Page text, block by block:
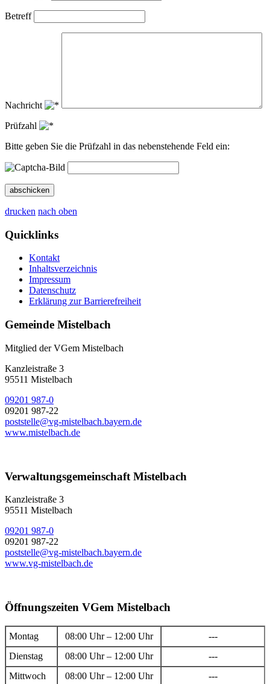
Betreff
Nachricht
Prüfzahl
Bitte geben Sie die Prüfzahl in das nebenstehende Feld ein:
abschicken
drucken nach oben
Quicklinks
Kontakt
Inhaltsverzeichnis
Impressum
Datenschutz
Erklärung zur Barrierefreiheit
Gemeinde Mistelbach
Mitglied der VGem Mistelbach
Kanzleistraße 3
95511 Mistelbach
09201 987-0
09201 987-22
poststelle@vg-mistelbach.bayern.de
www.mistelbach.de
Verwaltungsgemeinschaft Mistelbach
Kanzleistraße 3
95511 Mistelbach
09201 987-0
09201 987-22
poststelle@vg-mistelbach.bayern.de
www.vg-mistelbach.de
Öffnungszeiten VGem Mistelbach
Montag 08:00 Uhr – 12:00 Uhr
---
Dienstag
08:00 Uhr – 12:00 Uhr
---
Mittwoch
08:00 Uhr – 12:00 Uhr ---